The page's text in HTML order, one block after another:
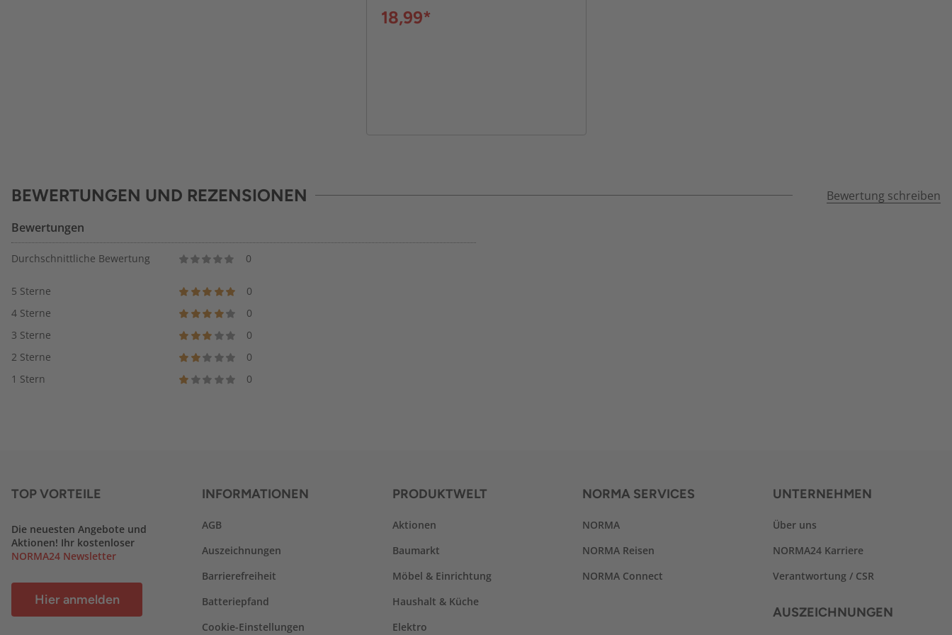
18,99*
BEWERTUNGEN UND REZENSIONEN Bewertung schreiben
Bewertungen
Durchschnittliche Bewertung 0
5 Sterne
0
4 Sterne
0
3 Sterne
0
2 Sterne
0
1 Stern
0
TOP VORTEILE
Die neuesten Angebote und
Aktionen! Ihr kostenloser
NORMA24 Newsletter
Hier anmelden
INFORMATIONEN
AGB
Auszeichnungen
Barrierefreiheit
Batteriepfand
Cookie-Einstellungen
PRODUKTWELT
Aktionen
Baumarkt
Möbel & Einrichtung
Haushalt & Küche
Elektro
NORMA SERVICES
NORMA
NORMA Reisen
NORMA Connect
UNTERNEHMEN
Über uns
NORMA24 Karriere
Verantwortung / CSR
AUSZEICHNUNGEN